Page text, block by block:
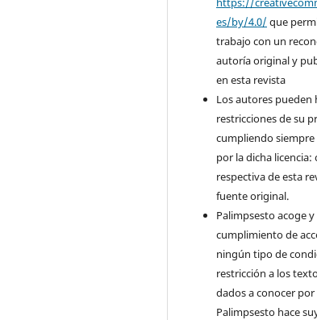
es/by/4.0/ que
trabajo con un
autoría original y
en esta revista
Los autores pueden
restricciones de su
cumpliendo
por la dicha licencia:
respectiva de esta
fuente original.
Palimpsesto acoge
cumplimiento de
ningún tipo de
restricción a los
dados a conocer por
Palimpsesto hace